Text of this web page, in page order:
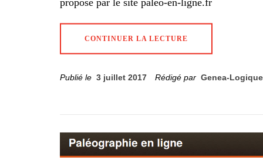
CONTINUER LA LECTURE
Publié le 3 juillet 2017 Rédigé par Genea-